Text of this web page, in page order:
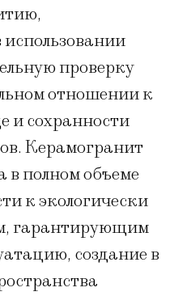
проверку
отношении к
и сохранности
Керамогранит
в полном объеме
к экологически
гарантирующим
создание в